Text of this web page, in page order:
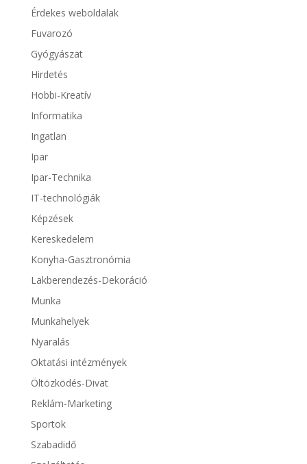
Érdekes weboldalak
Fuvarozó
Gyógyászat
Hirdetés
Hobbi-Kreatív
Informatika
Ingatlan
Ipar
Ipar-Technika
IT-technológiák
Képzések
Kereskedelem
Konyha-Gasztronómia
Lakberendezés-Dekoráció
Munka
Munkahelyek
Nyaralás
Oktatási intézmények
Öltözködés-Divat
Reklám-Marketing
Sportok
Szabadidő